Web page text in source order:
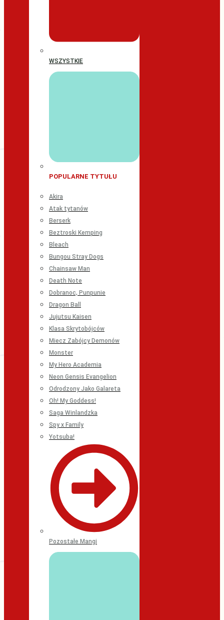
WSZYSTKIE
POPULARNE TYTUŁU
Akira
Atak tytanów
Berserk
Beztroski Kemping
Bleach
Bungou Stray Dogs
Chainsaw Man
Death Note
Dobranoc, Punpunie
Dragon Ball
Jujutsu Kaisen
Klasa Skrytobójców
Miecz Zabójcy Demonów
Monster
My Hero Academia
Neon Gensis Evangelion
Odrodzony Jako Galareta
Oh! My Goddess!
Saga Winlandzka
Spy x Family
Yotsuba!
Pozostałe Mangi